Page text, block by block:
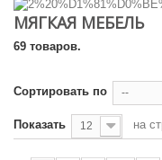
МЯГКАЯ МЕБЕЛЬ
69 товаров.
Сортировать по --
Показать 12 на